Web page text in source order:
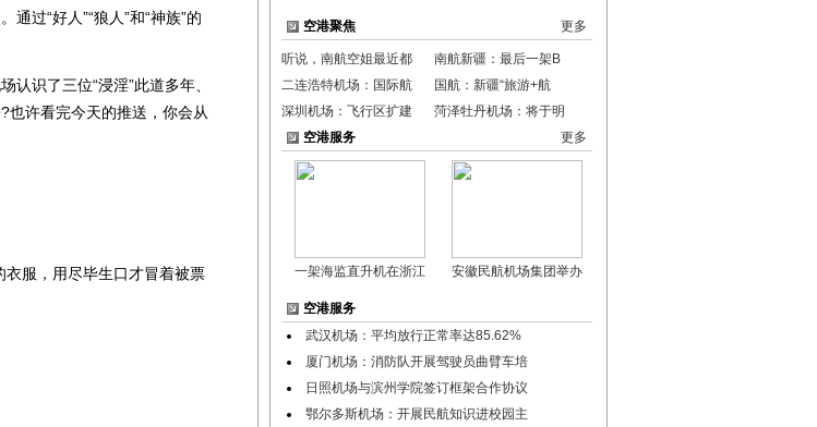
过“好人”“狼人”和“神族”的
识了三位“浸淫”此道多年、
也许看完今天的推送，你会从
服，用尽毕生口才冒着被票
空港聚焦 更多
听说，南航空姐最近都
南航新疆：最后一架B
二连浩特机场：国际航
国航：新疆“旅游+航
深圳机场：飞行区扩建
菏泽牡丹机场：将于明
空港服务
更多
一架海监直升机在浙江 安徽民航机场集团举办
空港服务
武汉机场：平均放行正常率达85.62%
厦门机场：消防队开展驾驶员曲臂车培
日照机场与滨州学院签订框架合作协议
鄂尔多斯机场：开展民航知识进校园主